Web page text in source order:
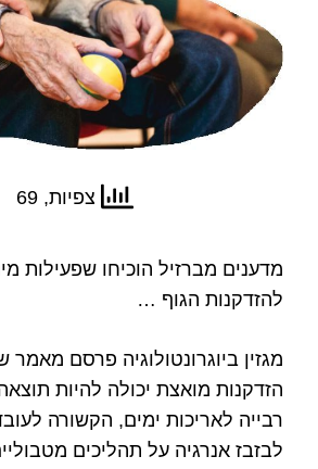
צפיות, 69
מדענים מברזיל הוכיחו שפעילות
להזדקנות הגוף …
מגזין ביוגרונטולוגיה פרסם מאמר
הזדקנות מואצת יכולה להיות
רבייה לאריכות ימים, הקשורה
לבזבז אנרגיה על תהליכים